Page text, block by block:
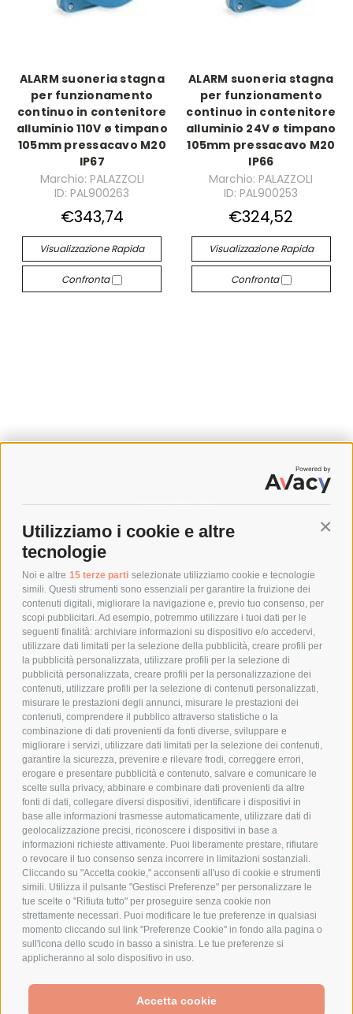
Utilizziamo i cookie e altre
tecnologie
Noi e altre 15 terze parti selezionate utilizziamo cookie e tecnologie
simili. Questi strumenti sono essenziali per garantire la fruizione dei
contenuti digitali, migliorare la navigazione e, previo tuo consenso, per
scopi pubblicitari. Ad esempio, potremmo utilizzare i tuoi dati per le
seguenti finalità: archiviare informazioni su dispositivo e/o accedervi,
utilizzare dati limitati per la selezione della pubblicità, creare profili per
la pubblicità personalizzata, utilizzare profili per la selezione di
pubblicità personalizzata, creare profili per la personalizzazione dei
contenuti, utilizzare profili per la selezione di contenuti personalizzati,
misurare le prestazioni degli annunci, misurare le prestazioni dei
contenuti, comprendere il pubblico attraverso statistiche o la
combinazione di dati provenienti da fonti diverse, sviluppare e
migliorare i servizi, utilizzare dati limitati per la selezione dei contenuti,
garantire la sicurezza, prevenire e rilevare frodi, correggere errori,
erogare e presentare pubblicità e contenuto, salvare e comunicare le
scelte sulla privacy, abbinare e combinare dati provenienti da altre
fonti di dati, collegare diversi dispositivi, identificare i dispositivi in
base alle informazioni trasmesse automaticamente, utilizzare dati di
geolocalizzazione precisi, riconoscere i dispositivi in base a
informazioni richieste attivamente. Puoi liberamente prestare, rifiutare
o revocare il tuo consenso senza incorrere in limitazioni sostanziali.
Cliccando su "Accetta cookie," acconsenti all'uso di cookie e strumenti
simili. Utilizza il pulsante "Gestisci Preferenze" per personalizzare le
tue scelte o "Rifiuta tutto" per proseguire senza cookie non
strettamente necessari. Puoi modificare le tue preferenze in qualsiasi
momento cliccando sul link "Preferenze Cookie" in fondo alla pagina o
sull'icona dello scudo in basso a sinistra. Le tue preferenze si
applicheranno al solo dispositivo in uso.
Accetta cookie
ALARM suoneria stagna
per funzionamento
continuo in contenitore
alluminio 110V ø timpano
105mm pressacavo M20
IP67
Marchio: PALAZZOLI
ID: PAL900263
€343,74
Visualizzazione Rapida
Confronta
ALARM suoneria stagna
per funzionamento
continuo in contenitore
alluminio 24V ø timpano
105mm pressacavo M20
IP66
Marchio: PALAZZOLI
ID: PAL900253
€324,52
Visualizzazione Rapida
Confronta
SPEDIZIONI
COSTI DI SPEDIZIONE
POLITICA DI RESO
POLICY
PRIVACY POLICY
COOKIE POLICY
PAGAMENTI SICURI
AZIENDA
CHI SIAMO
MARCHI TRATTATI
CONDOMINI
Bonifico
Bancario
SPESA ELETTRICA SOCIETA CONSORTILE A RESPONSABILITA LIMITATA - VIALE